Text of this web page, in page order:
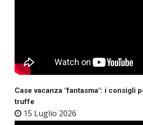
Case vacanza "fantasma": i consigli
truffe
15 Luglio 2026